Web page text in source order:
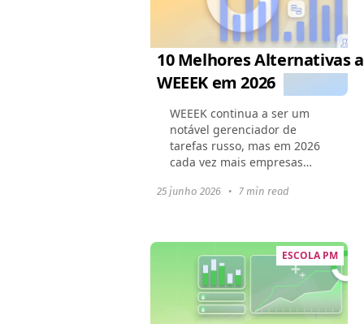
10 Melhores Alternativas
WEEEK em 2026
WEEEK continua a ser um
notável gerenciador de
tarefas russo, mas em 2026
cada vez mais empresas
substituto flexível e
local e desafios...
25 junho 2026 • 7 min read
ESCOLA PM